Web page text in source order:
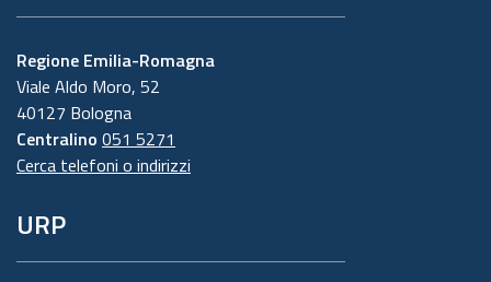
Regione Emilia-Romagna
Viale Aldo Moro, 52
40127 Bologna
Centralino 051 5271
Cerca telefoni o indirizzi
URP